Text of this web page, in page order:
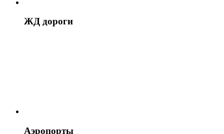
ЖД дороги
Аэропорты